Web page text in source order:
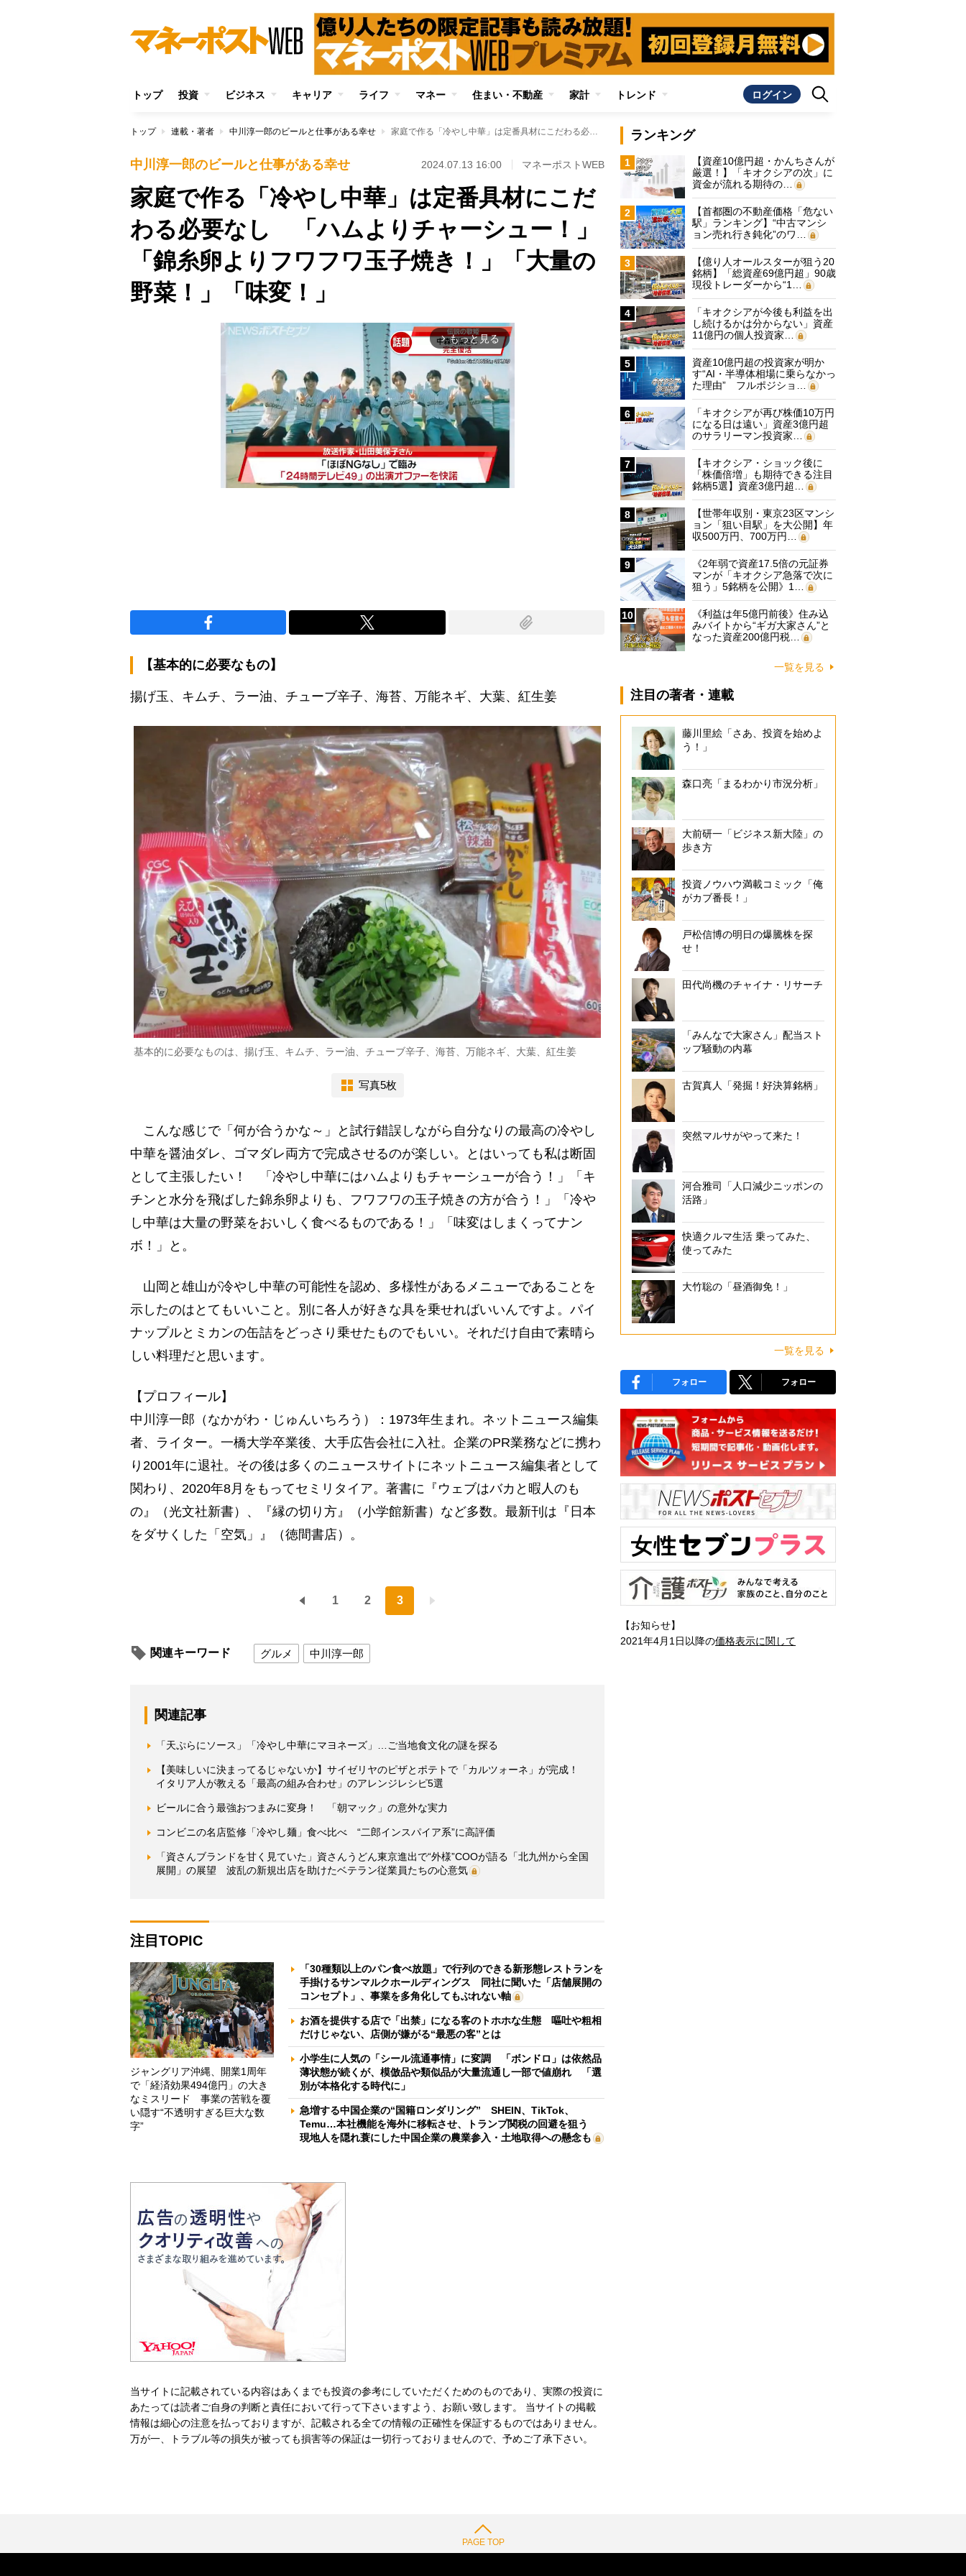
トップ 投資 ビジネス キャリア ライフ マネー 住まい・不動産 家計 トレンド ログイン
トップ 連載・著者 中川淳一郎のビールと仕事がある幸せ 家庭で作る「冷やし中華」は定番具材にこだわる必要なし 「ハムよりチャーシュー！」「錦糸卵よりフワフワ玉子焼き！」「大量の野菜！」「味変！」
中川淳一郎のビールと仕事がある幸せ 2024.07.13 16:00 マネーポストWEB
家庭で作る「冷やし中華」は定番具材にこだ
わる必要なし 「ハムよりチャーシュー！」
「錦糸卵よりフワフワ玉子焼き！」「大量の
野菜！」「味変！」
arrow_forward_ios もっと見る
【基本的に必要なもの】
揚げ玉、キムチ、ラー油、チューブ辛子、海苔、万能ネギ、大葉、紅生姜
基本的に必要なものは、揚げ玉、キムチ、ラー油、チューブ辛子、海苔、万能ネギ、大葉、紅生姜
写真5枚
こんな感じで「何が合うかな～」と試行錯誤しながら自分なりの最高の冷やし
中華を醤油ダレ、ゴマダレ両方で完成させるのが楽しい。とはいっても私は断固
として主張したい！ 「冷やし中華にはハムよりもチャーシューが合う！」「キ
チンと水分を飛ばした錦糸卵よりも、フワフワの玉子焼きの方が合う！」「冷や
し中華は大量の野菜をおいしく食べるものである！」「味変はしまくってナン
ボ！」と。
山岡と雄山が冷やし中華の可能性を認め、多様性があるメニューであることを
示したのはとてもいいこと。別に各人が好きな具を乗せればいいんですよ。パイ
ナップルとミカンの缶詰をどっさり乗せたものでもいい。それだけ自由で素晴ら
しい料理だと思います。
【プロフィール】
中川淳一郎（なかがわ・じゅんいちろう）：1973年生まれ。ネットニュース編集
者、ライター。一橋大学卒業後、大手広告会社に入社。企業のPR業務などに携わ
り2001年に退社。その後は多くのニュースサイトにネットニュース編集者として
関わり、2020年8月をもってセミリタイア。著書に『ウェブはバカと暇人のも
の』（光文社新書）、『縁の切り方』（小学館新書）など多数。最新刊は『日本
をダサくした「空気」』（徳間書店）。
1 2 3
関連キーワード グルメ 中川淳一郎
関連記事
「天ぷらにソース」「冷やし中華にマヨネーズ」…ご当地食文化の謎を探る
【美味しいに決まってるじゃないか】サイゼリヤのピザとポテトで「カルツォーネ」が完成！
イタリア人が教える「最高の組み合わせ」のアレンジレシピ5選
ビールに合う最強おつまみに変身！ 「朝マック」の意外な実力
コンビニの名店監修「冷やし麺」食べ比べ “二郎インスパイア系”に高評価
「資さんブランドを甘く見ていた」資さんうどん東京進出で“外様”COOが語る「北九州から全国
展開」の展望 波乱の新規出店を助けたベテラン従業員たちの心意気
注目TOPIC
ジャングリア沖縄、開業1周年
で「経済効果494億円」の大き
なミスリード 事業の苦戦を覆
い隠す“不透明すぎる巨大な数
字”
「30種類以上のパン食べ放題」で行列のできる新形態レストランを
手掛けるサンマルクホールディングス 同社に聞いた「店舗展開の
コンセプト」、事業を多角化してもぶれない軸
お酒を提供する店で「出禁」になる客のトホホな生態 嘔吐や粗相
だけじゃない、店側が嫌がる“最悪の客”とは
小学生に人気の「シール流通事情」に変調 「ボンドロ」は依然品
薄状態が続くが、模倣品や類似品が大量流通し一部で値崩れ 「選
別が本格化する時代に」
急増する中国企業の“国籍ロンダリング” SHEIN、TikTok、
Temu…本社機能を海外に移転させ、トランプ関税の回避を狙う
現地人を隠れ蓑にした中国企業の農業参入・土地取得への懸念も
当サイトに記載されている内容はあくまでも投資の参考にしていただくためのものであり、実際の投資に
あたっては読者ご自身の判断と責任において行って下さいますよう、お願い致します。 当サイトの掲載
情報は細心の注意を払っておりますが、記載される全ての情報の正確性を保証するものではありません。
万が一、トラブル等の損失が被っても損害等の保証は一切行っておりませんので、予めご了承下さい。
ランキング
1
【資産10億円超・かんちさんが
厳選！】「キオクシアの次」に
資金が流れる期待の…
2
【首都圏の不動産価格「危ない
駅」ランキング】“中古マンシ
ョン売れ行き鈍化”のワ…
3
【億り人オールスターが狙う20
銘柄】「総資産69億円超」90歳
現役トレーダーから“1…
4
「キオクシアが今後も利益を出
し続けるかは分からない」資産
11億円の個人投資家…
5
資産10億円超の投資家が明か
す“AI・半導体相場に乗らなかっ
た理由” フルポジショ…
6
「キオクシアが再び株価10万円
になる日は遠い」資産3億円超
のサラリーマン投資家…
7
【キオクシア・ショック後に
「株価倍増」も期待できる注目
銘柄5選】資産3億円超…
8
【世帯年収別・東京23区マンシ
ョン「狙い目駅」を大公開】年
収500万円、700万円…
9
《2年弱で資産17.5倍の元証券
マンが「キオクシア急落で次に
狙う」5銘柄を公開》1…
10
《利益は年5億円前後》住み込
みバイトから“ギガ大家さん”と
なった資産200億円税…
一覧を見る
注目の著者・連載
藤川里絵「さあ、投資を始めよ
う！」
森口亮「まるわかり市況分析」
大前研一「ビジネス新大陸」の
歩き方
投資ノウハウ満載コミック「俺
がカブ番長！」
戸松信博の明日の爆騰株を探
せ！
田代尚機のチャイナ・リサーチ
「みんなで大家さん」配当スト
ップ騒動の内幕
古賀真人「発掘！好決算銘柄」
突然マルサがやって来た！
河合雅司「人口減少ニッポンの
活路」
快適クルマ生活 乗ってみた、
使ってみた
大竹聡の「昼酒御免！」
一覧を見る
フォロー フォロー
【お知らせ】
2021年4月1日以降の価格表示に関して
PAGE TOP